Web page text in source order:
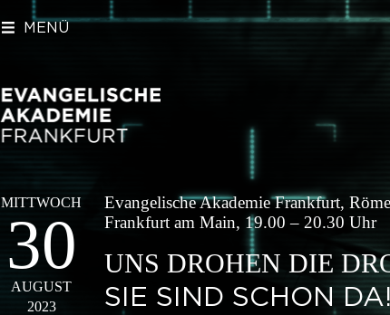
MENÜ
MITTWOCH
30
AUGUST
2023
Evangelische Akademie Frankfurt,
Frankfurt am Main, 19.00 – 20.30 Uhr
UNS DROHEN DIE
SIE SIND SCHON DA!